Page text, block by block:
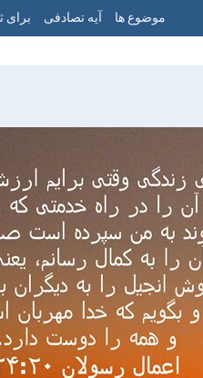
موضوع ها آیه تصادفی برای